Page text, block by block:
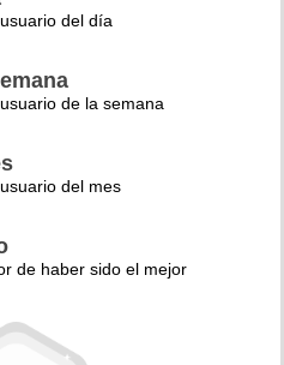
del día
de la semana
del mes
de haber sido el mejor